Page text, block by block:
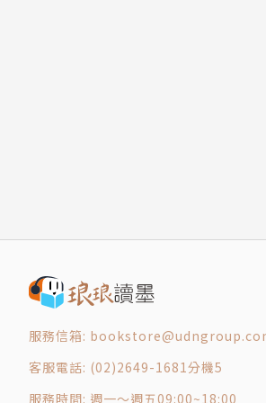
服務信箱:
客服電話: (02)2649-1681分機5
服務時間: 週一～週五09:00~18:00